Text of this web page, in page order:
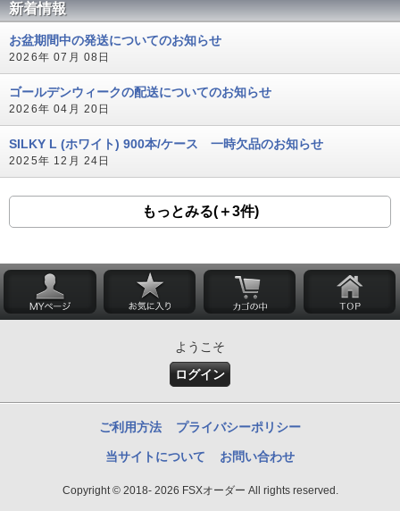
新着情報
お盆期間中の発送についてのお知らせ
2026年 07月 08日
ゴールデンウィークの配送についてのお知らせ
2026年 04月 20日
SILKY L (ホワイト) 900本/ケース 一時欠品のお知らせ
2025年 12月 24日
もっとみる(＋3件)
ようこそ
ログイン
ご利用方法 プライバシーポリシー
当サイトについて お問い合わせ
Copyright © 2018- 2026 FSXオーダー All rights reserved.